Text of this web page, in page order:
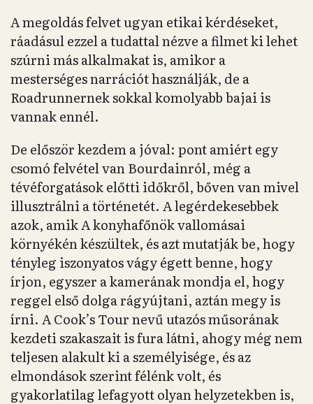
A megoldás felvet ugyan etikai kérdéseket,
ráadásul ezzel a tudattal nézve a filmet ki lehet
szúrni más alkalmakat is, amikor a
mesterséges narrációt használják, de a
Roadrunnernek sokkal komolyabb bajai is
vannak ennél.
De először kezdem a jóval: pont amiért egy
csomó felvétel van Bourdainról, még a
tévéforgatások előtti időkről, bőven van mivel
illusztrálni a történetét. A legérdekesebbek
azok, amik A konyhafőnök vallomásai
környékén készültek, és azt mutatják be, hogy
tényleg iszonyatos vágy égett benne, hogy
írjon, egyszer a kamerának mondja el, hogy
reggel első dolga rágyújtani, aztán megy is
írni. A Cook’s Tour nevű utazós műsorának
kezdeti szakaszait is fura látni, ahogy még nem
teljesen alakult ki a személyisége, és az
elmondások szerint félénk volt, és
gyakorlatilag lefagyott olyan helyzetekben is,